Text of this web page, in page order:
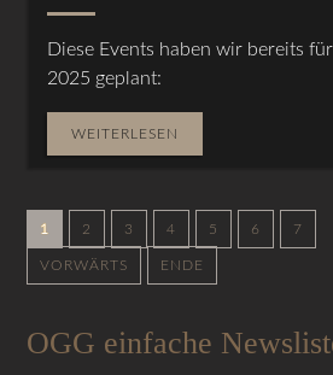
Diese Events haben wir bereits
2025 geplant:
WEITERLESEN
1 2 3 4 5 6 7
VORWÄRTS ENDE
OGG einfache